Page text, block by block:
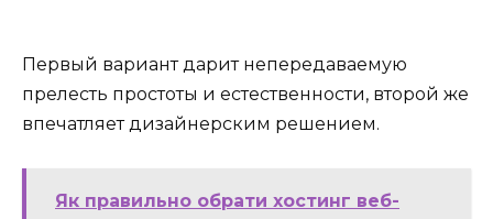
Первый вариант дарит непередаваемую
прелесть простоты и естественности, второй же
впечатляет дизайнерским решением.
Як правильно обрати хостинг веб-